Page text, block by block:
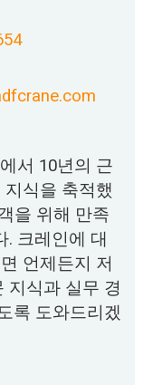
서 10년의 근
식을 축적했
을 위해 만족
. 크레인에 대
언제든지 저
지식과 실무 경
록 도와드리겠